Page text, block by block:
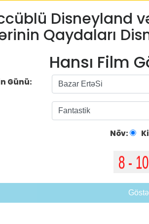
Disneyland
Qaydaları
Hansı Film
Günü:
Növ: